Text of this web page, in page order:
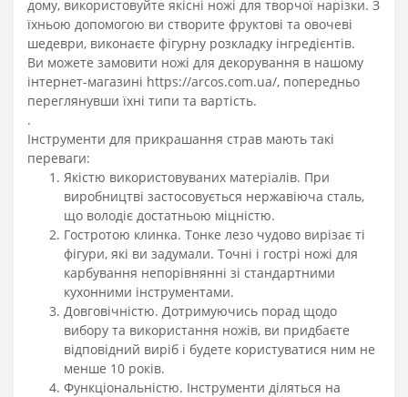
дому, використовуйте якісні ножі для творчої нарізки. З
їхньою допомогою ви створите фруктові та овочеві
шедеври, виконаєте фігурну розкладку інгредієнтів.
Ви можете замовити ножі для декорування в нашому
інтернет-магазині https://arcos.com.ua/, попередньо
переглянувши їхні типи та вартість.
.
Інструменти для прикрашання страв мають такі
переваги:
Якістю використовуваних матеріалів. При
виробництві застосовується нержавіюча сталь,
що володіє достатньою міцністю.
Гостротою клинка. Тонке лезо чудово вирізає ті
фігури, які ви задумали. Точні і гострі ножі для
карбування непорівнянні зі стандартними
кухонними інструментами.
Довговічністю. Дотримуючись порад щодо
вибору та використання ножів, ви придбаєте
відповідний виріб і будете користуватися ним не
менше 10 років.
Функціональністю. Інструменти діляться на